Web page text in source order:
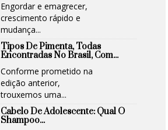
Engordar e emagrecer,
crescimento rápido e
mudança...
Tipos De Pimenta, Todas
Encontradas No Brasil, Com...
Conforme prometido na
edição anterior,
trouxemos uma...
Cabelo De Adolescente: Qual O
Shampoo...